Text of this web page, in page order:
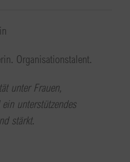
Organisationstalent.
unter Frauen,
unterstützendes
stärkt.